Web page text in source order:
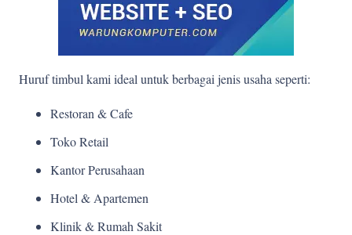
Huruf timbul kami ideal untuk berbagai jenis usaha seperti:
Restoran & Cafe
Toko Retail
Kantor Perusahaan
Hotel & Apartemen
Klinik & Rumah Sakit